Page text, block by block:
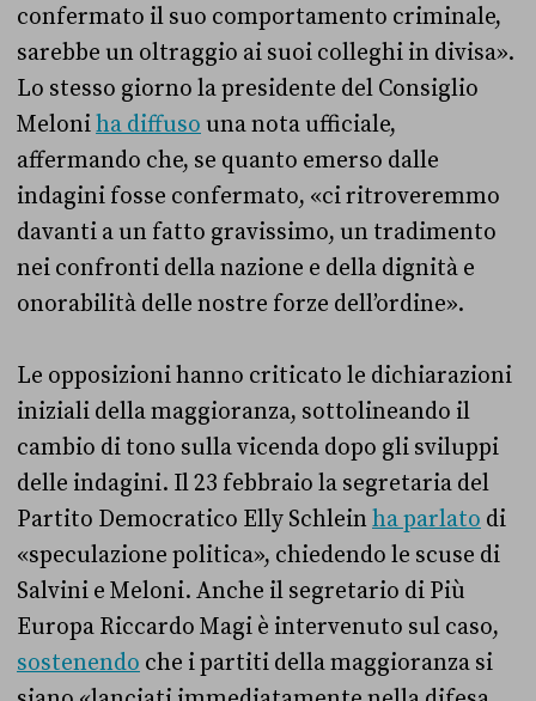
confermato il suo comportamento criminale,
sarebbe un oltraggio ai suoi colleghi in divisa».
Lo stesso giorno la presidente del Consiglio
Meloniha diffuso una nota ufficiale,
affermando che, se quanto emerso dalle
indagini fosse confermato, «ci ritroveremmo
davanti a un fatto gravissimo, un tradimento
nei confronti della nazione e della dignità e
onorabilità delle nostre forze dell’ordine».
Le opposizioni hanno criticato le dichiarazioni
iniziali della maggioranza, sottolineando il
cambio di tono sulla vicenda dopo gli sviluppi
delle indagini. Il 23 febbraio la segretaria del
Partito Democratico Elly Schleinha parlato di
«speculazione politica», chiedendo le scuse di
Salvini e Meloni. Anche il segretario di Più
Europa Riccardo Magi è intervenuto sul caso,
sostenendo che i partiti della maggioranza si